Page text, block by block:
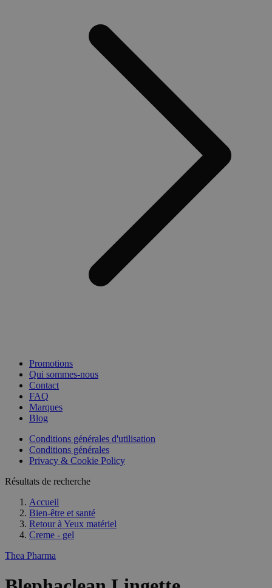
Promotions
Qui sommes-nous
Contact
FAQ
Marques
Blog
Conditions générales d'utilisation
Conditions générales
Privacy & Cookie Policy
Résultats de recherche
Accueil
Bien-être et santé
Retour à Yeux matériel
Creme - gel
Thea Pharma